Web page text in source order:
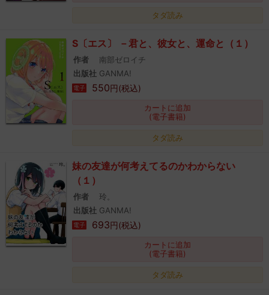
タダ読み
S〔エス〕 －君と、彼女と、運命と（１）
作者
南部ゼロイチ
出版社 GANMA!
電子 550円(税込)
カートに追加
(電子書籍)
タダ読み
妹の友達が何考えてるのかわからない
（１）
作者
玲。
出版社 GANMA!
電子 693円(税込)
カートに追加
(電子書籍)
タダ読み